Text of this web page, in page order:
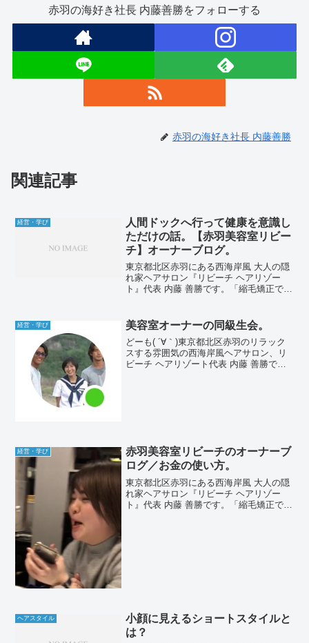
赤羽の海好き社長 内藤善勝をフォローする
赤羽の海好き社長 内藤善勝
関連記事
経営・学び
人間ドックへ行って健康を意識し
ただけの話。【赤羽美容室リビー
チ】オーナーブログ。
東京都北区赤羽にある西海岸風 大人の隠
れ家ヘアサロン『リビーチ ヘアリゾー
ト』代表 内藤 善勝です。「縮毛矯正でつ
は！今日はサロンは定休日となります。
昨日は休みをもらっ...
経営・学び 美容室オーナーの同級生会。
どーも( ´∀｀)東京都北区赤羽のリラック
スする雰囲気の西海岸風ヘアサロン、リ
ビーチ ヘアリゾート代表 内藤 善勝で
経営・学び
赤羽美容室リビーチのオーナーブ
ログ／お金の使い方。
東京都北区赤羽にある西海岸風 大人の隠
れ家ヘアサロン『リビーチ ヘアリゾー
ト』代表 内藤 善勝です。「縮毛矯正でつ
ヘアスタイル
小顔に見えるショートスタイルと
は？